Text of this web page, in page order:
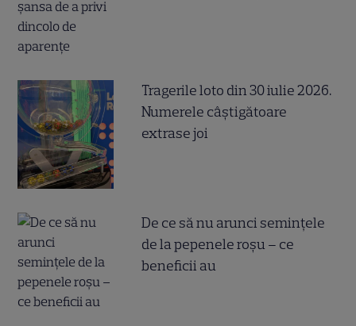
Tragerile loto din 30 iulie 2026.
Numerele câştigătoare
extrase joi
De ce să nu arunci semințele
de la pepenele roșu – ce
beneficii au